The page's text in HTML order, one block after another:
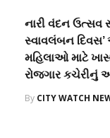
નારી વંદન ઉત્સવ
સ્વાવલંબન
મહિલાઓ માટે
રોજગાર કચેરીનું
By CITY WATCH